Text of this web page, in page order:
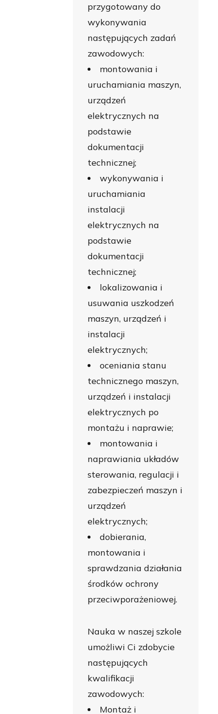
przygotowany do
wykonywania
następujących zadań
zawodowych:
montowania i
uruchamiania maszyn,
urządzeń
elektrycznych na
podstawie
dokumentacji
technicznej;
wykonywania i
uruchamiania
instalacji
elektrycznych na
podstawie
dokumentacji
technicznej;
lokalizowania i
usuwania uszkodzeń
maszyn, urządzeń i
instalacji
elektrycznych;
oceniania stanu
technicznego maszyn,
urządzeń i instalacji
elektrycznych po
montażu i naprawie;
montowania i
naprawiania układów
sterowania, regulacji i
zabezpieczeń maszyn i
urządzeń
elektrycznych;
dobierania,
montowania i
sprawdzania działania
środków ochrony
przeciwporażeniowej.
Nauka w naszej szkole
umożliwi Ci zdobycie
następujących
kwalifikacji
zawodowych:
Montaż i